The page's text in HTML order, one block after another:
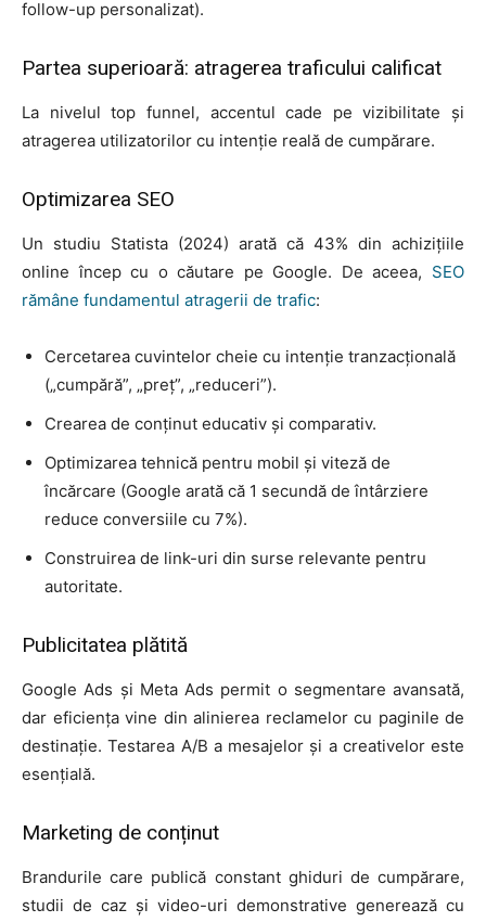
follow-up personalizat).
Partea superioară: atragerea traficului calificat
La nivelul top funnel, accentul cade pe vizibilitate și
atragerea utilizatorilor cu intenție reală de cumpărare.
Optimizarea SEO
Un studiu Statista (2024) arată că 43% din achizițiile
online încep cu o căutare pe Google. De aceea, SEO
rămâne fundamentul atragerii de trafic:
Cercetarea cuvintelor cheie cu intenție tranzacțională
(„cumpără”, „preț”, „reduceri”).
Crearea de conținut educativ și comparativ.
Optimizarea tehnică pentru mobil și viteză de
încărcare (Google arată că 1 secundă de întârziere
reduce conversiile cu 7%).
Construirea de link-uri din surse relevante pentru
autoritate.
Publicitatea plătită
Google Ads și Meta Ads permit o segmentare avansată,
dar eficiența vine din alinierea reclamelor cu paginile de
destinație. Testarea A/B a mesajelor și a creativelor este
esențială.
Marketing de conținut
Brandurile care publică constant ghiduri de cumpărare,
studii de caz și video-uri demonstrative generează cu